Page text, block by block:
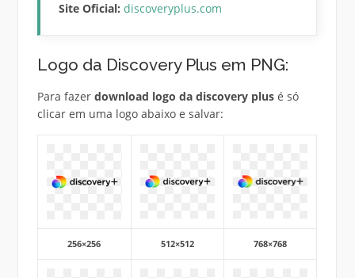
Site Oficial: discoveryplus.com
Logo da Discovery Plus em PNG:
Para fazer download logo da discovery plusé só
clicar em uma logo abaixo e salvar:
256×256 512×512 768×768